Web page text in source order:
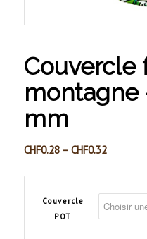
Couvercle
mm
CHF0.28– CHF0.32
Couvercle
POT